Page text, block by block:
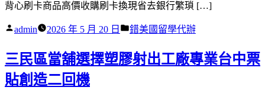
背心刷卡商品高價收購刷卡換現省去銀行繁瑣 […]
作
admin 2026 年 5 月 20 日
分
錯美國留學代辦
三民區當舖選擇塑膠射出工廠專業台中票
貼創造二回機